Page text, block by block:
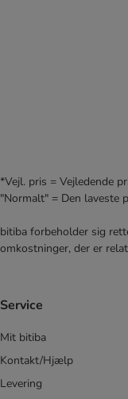
*Vejl. pris = Vejledende
"Normalt" = Den laveste
bitiba forbeholder sig
omkostninger, der er
Service
Mit bitiba
Kontakt/Hjælp
Levering